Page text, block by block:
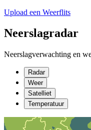
Upload een Weerflits
Neerslagradar
Neerslagverwachting en
Radar
Weer
Satelliet
Temperatuur